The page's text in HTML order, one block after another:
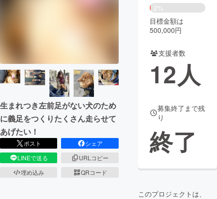
チャレンジ
CAMPFIRE for Social Good CAMPFIRE Creation
CAMPFIREふるさと納税machi-ya コミュニティ
生まれつき左前足がない犬のため
に義足をつくりたくさん走らせて
あげたい！
ポスト
シェア
LINEで送る
URLコピー
埋め込み
QRコード
2%
目標金額は
500,000円
支援者数
12人
募集終了まで残
り
終了
このプロジェクトは、